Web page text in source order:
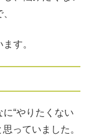
す。
“やりたくない
っていました。